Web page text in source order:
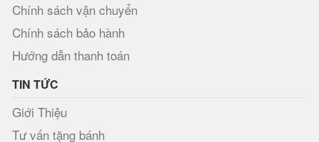
Chính sách vận chuyển
Chính sách bảo hành
Hướng dẫn thanh toán
TIN TỨC
Giới Thiệu
Tư vấn tặng bánh